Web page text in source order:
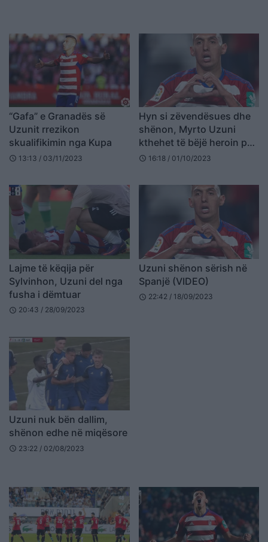
“Gafa” e Granadës së
Uzunit rrezikon
skualifikimin nga Kupa
schedule 13:13 / 03/11/2023
Hyn si zëvendësues dhe
shënon, Myrto Uzuni
kthehet të bëjë heroin për
Granadan
schedule 16:18 / 01/10/2023
Lajme të këqija për
Sylvinhon, Uzuni del nga
fusha i dëmtuar
schedule 20:43 / 28/09/2023
Uzuni shënon sërish në
Spanjë (VIDEO)
schedule 22:42 / 18/09/2023
Uzuni nuk bën dallim,
shënon edhe në miqësore
schedule 23:22 / 02/08/2023